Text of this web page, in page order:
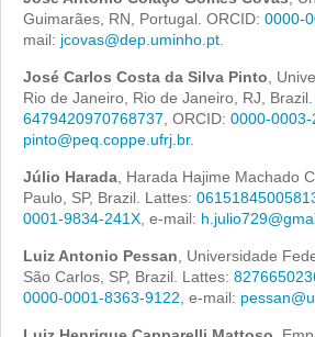
Guimarães, RN, Portugal. ORCID: 0000-
mail: jcovas@dep.uminho.pt
José Carlos Costa da Silva Pinto ,
Rio de Janeiro, Rio de Janeiro, RJ,
6479420970768737 , ORCID: 0000-0003-
pinto@peq.coppe.ufrj.br.
Júlio Harada , Harada Hajime Machado
Paulo, SP, Brazil. Lattes:
0001-9834-241X , e-mail:
Luiz Antonio Pessan , Universidade
São Carlos, SP, Brazil. Lattes:
0000-0001-8363-9122 , e-mail: